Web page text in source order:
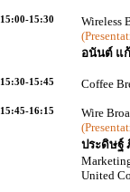
15:00-15:30
Wireless
อนันต์ แ
15:30-15:45 Coffee
15:45-16:15
Wire
ประดิษฐ์
United